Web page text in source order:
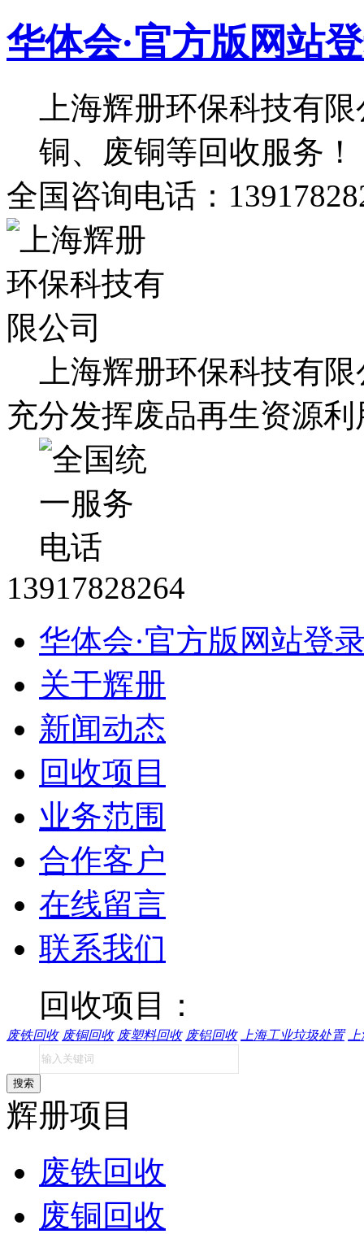
华体会·官方版网站
上海辉册环保科技有
铜、废铜等回收服务！
全国咨询电话：
上海辉册环保科技有
充分发挥废品再生资源
13917828264
华体会·官方版网站登
关于辉册
新闻动态
回收项目
业务范围
合作客户
在线留言
联系我们
回收项目：
废铁回收 废铜回收 废塑料回收 废铝回收 上海工业垃圾处置
搜索
辉册项目
废铁回收
废铜回收